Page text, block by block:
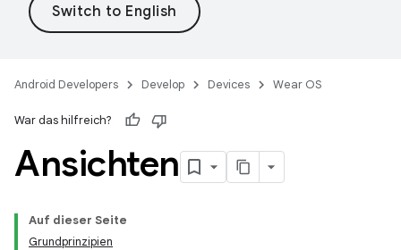
Android Developers Develop Devices Wear OS
War das hilfreich?
Ansichten
Auf dieser Seite
Grundprinzipien